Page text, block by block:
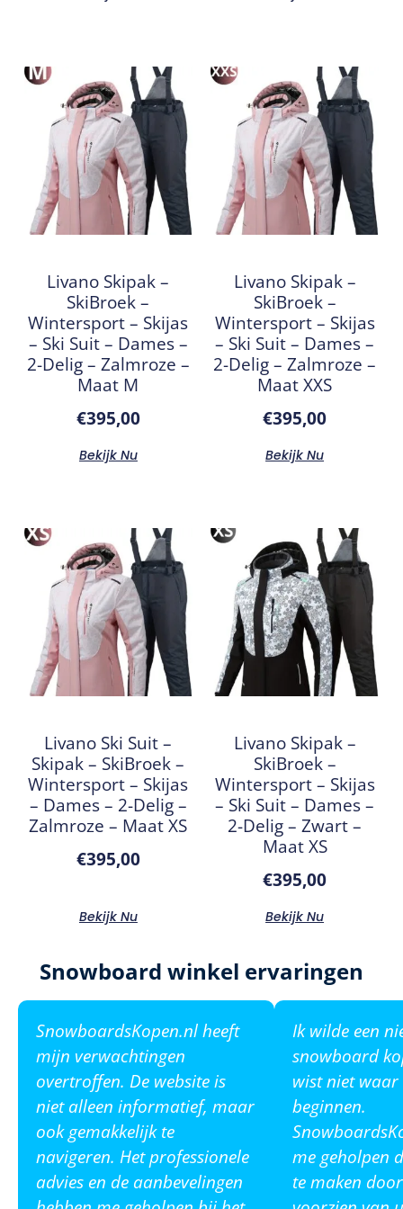
Livano Skipak –
SkiBroek –
Wintersport – Skijas
– Ski Suit – Dames –
2-Delig – Zalmroze –
Maat M
€395,00
Bekijk Nu
Livano Skipak –
SkiBroek –
Wintersport – Skijas
– Ski Suit – Dames –
2-Delig – Zalmroze –
Maat XXS
€395,00
Bekijk Nu
Livano Ski Suit –
Skipak – SkiBroek –
Wintersport – Skijas
– Dames – 2-Delig –
Zalmroze – Maat XS
€395,00
Bekijk Nu
Livano Skipak –
SkiBroek –
Wintersport – Skijas
– Ski Suit – Dames –
2-Delig – Zwart –
Maat XS
€395,00
Bekijk Nu
Snowboard winkel ervaringen
SnowboardsKopen.nl heeft
mijn verwachtingen
overtroffen. De website is
niet alleen informatief, maar
ook gemakkelijk te
navigeren. Het professionele
advies en de aanbevelingen
Ik wilde een
snowboard
wist niet waar
beginnen.
me geholpen
te maken